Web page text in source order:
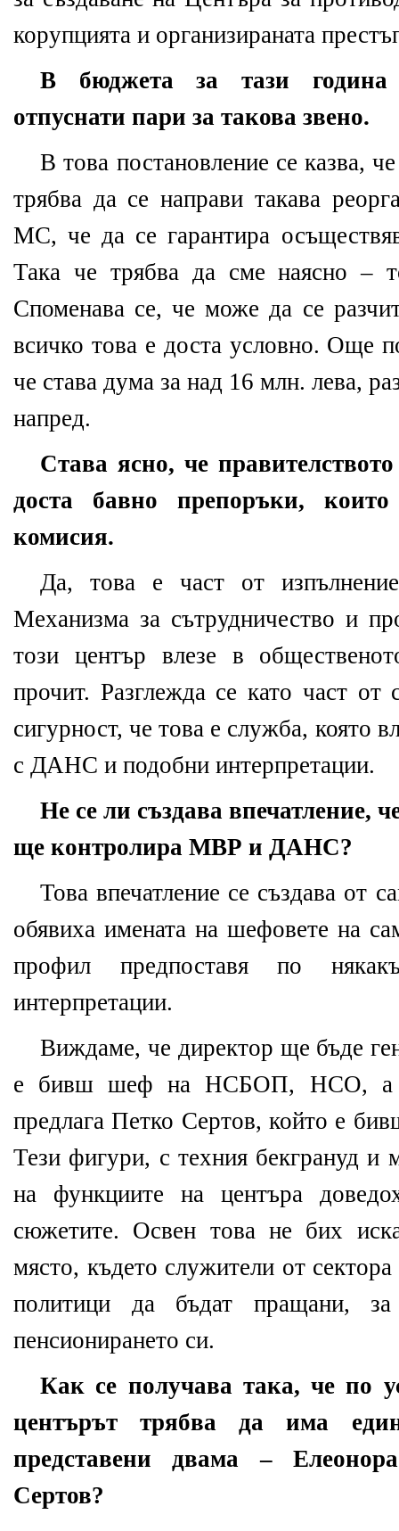
корупцията и организираната
В бюджета за тази
отпуснати пари за такова звено.
В това постановление се казва,
трябва да се направи такава
МС, че да се гарантира
Така че трябва да сме наясно –
Споменава се, че може да се
всичко това е доста условно. Още
че става дума за над 16 млн. лева,
напред.
Става ясно, че
доста бавно препоръки,
комисия.
Да, това е част от
Механизма за сътрудничество и
този център влезе в
прочит. Разглежда се като част от
сигурност, че това е служба, която
с ДАНС и подобни интерпретации.
Не се ли създава впечатление,
ще контролира МВР и ДАНС?
Това впечатление се създава от
обявиха имената на шефовете на
профил предпоставя по
интерпретации.
Виждаме, че директор ще бъде
е бивш шеф на НСБОП, НСО, а
предлага Петко Сертов, който е
Тези фигури, с техния бекгрануд и
на функциите на центъра
сюжетите. Освен това не бих
място, където служители от
политици да бъдат пращани,
пенсионирането си.
Как се получава така, че по
центърът трябва да има
представени двама –
Сертов?